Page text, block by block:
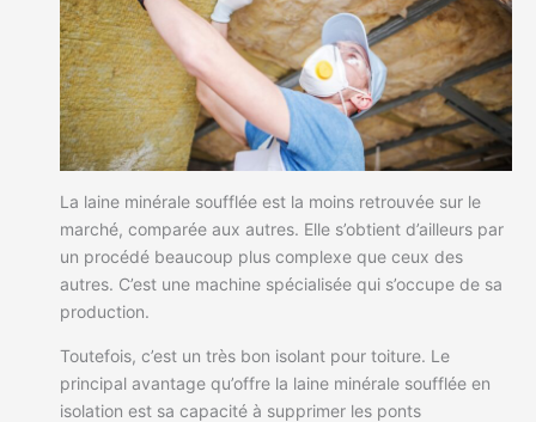
La laine minérale soufflée est la moins retrouvée sur le
marché, comparée aux autres. Elle s’obtient d’ailleurs par
un procédé beaucoup plus complexe que ceux des
autres. C’est une machine spécialisée qui s’occupe de sa
production.
Toutefois, c’est un très bon isolant pour toiture. Le
principal avantage qu’offre la laine minérale soufflée en
isolation est sa capacité à supprimer les ponts